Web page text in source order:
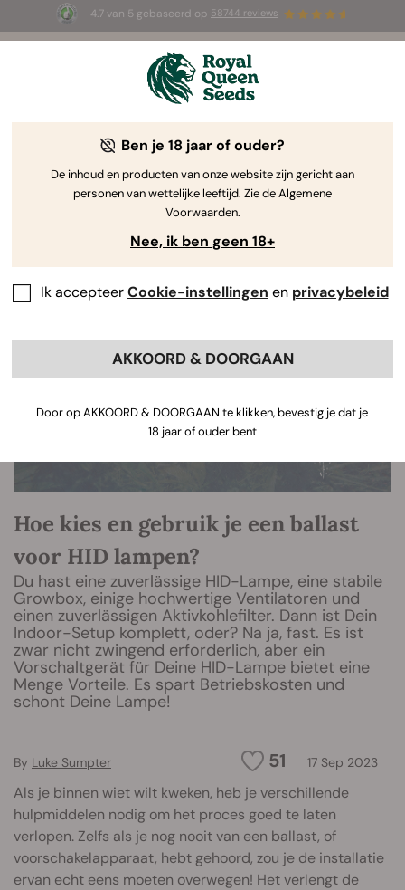
4.7 van 5 gebaseerd op 58744 reviews
☀️ Summer Sales: tot wel 50% korting
op geselecteerde producten! ⏤
The RQS Blog
Cannabis Lifestyle Blogs
Hoe kies en gebruik je een ballast
voor HID lampen?
Du hast eine zuverlässige HID-Lampe, eine stabile
Growbox, einige hochwertige Ventilatoren und
einen zuverlässigen Aktivkohlefilter. Dann ist Dein
Indoor-Setup komplett, oder? Na ja, fast. Es ist
zwar nicht zwingend erforderlich, aber ein
Vorschaltgerät für Deine HID-Lampe bietet eine
Menge Vorteile. Es spart Betriebskosten und
schont Deine Lampe!
51 17 Sep 2023
By Luke Sumpter
Als je binnen wiet wilt kweken, heb je verschillende
hulpmiddelen nodig om het proces goed te laten
verlopen. Zelfs als je nog nooit van een ballast, of
voorschakelapparaat, hebt gehoord, zou je de installatie
ervan echt eens moeten overwegen! Het verlengt de
Ben je 18 jaar of ouder?
De inhoud en producten van onze website zijn gericht aan
personen van wettelijke leeftijd. Zie de Algemene
Voorwaarden.
Nee, ik ben geen 18+
Ik accepteerCookie-instellingen en privacybeleid
AKKOORD & DOORGAAN
Door op AKKOORD & DOORGAAN te klikken, bevestig je dat je
18 jaar of ouder bent